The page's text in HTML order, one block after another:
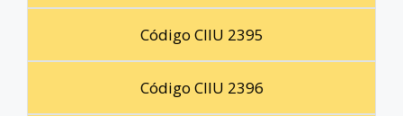
Código CIIU 2395
Código CIIU 2396